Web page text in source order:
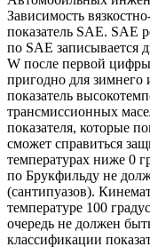
Зависимость
показатель SAE. SAE
по SAE записывается
W после первой
пригодно для зимнего
показатель
трансмиссионных
показателя, которые
сможет справиться
температурах ниже 0
по Брукфильду не
(сантипуазов).
температуре 100
очередь не должен
классификации